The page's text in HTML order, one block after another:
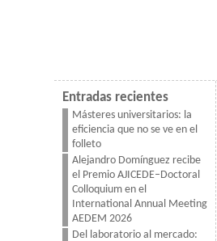
Entradas recientes
Másteres universitarios: la
eficiencia que no se ve en el
folleto
Alejandro Domínguez recibe
el Premio AJICEDE–Doctoral
Colloquium en el
International Annual Meeting
AEDEM 2026
Del laboratorio al mercado: